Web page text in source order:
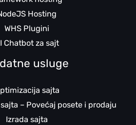
Hosting
WHS Plugini
Chatbot za sajt
usluge
sajta
– Povećaj posete i prodaju
Izrada sajta